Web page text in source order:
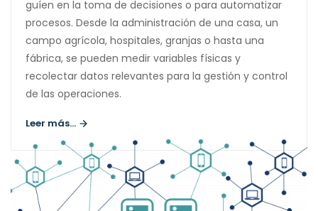
guíen en la toma de decisiones o para automatizar
procesos. Desde la administración de una casa, un
campo agrícola, hospitales, granjas o hasta una
fábrica, se pueden medir variables físicas y
recolectar datos relevantes para la gestión y control
de las operaciones.
Leer más...